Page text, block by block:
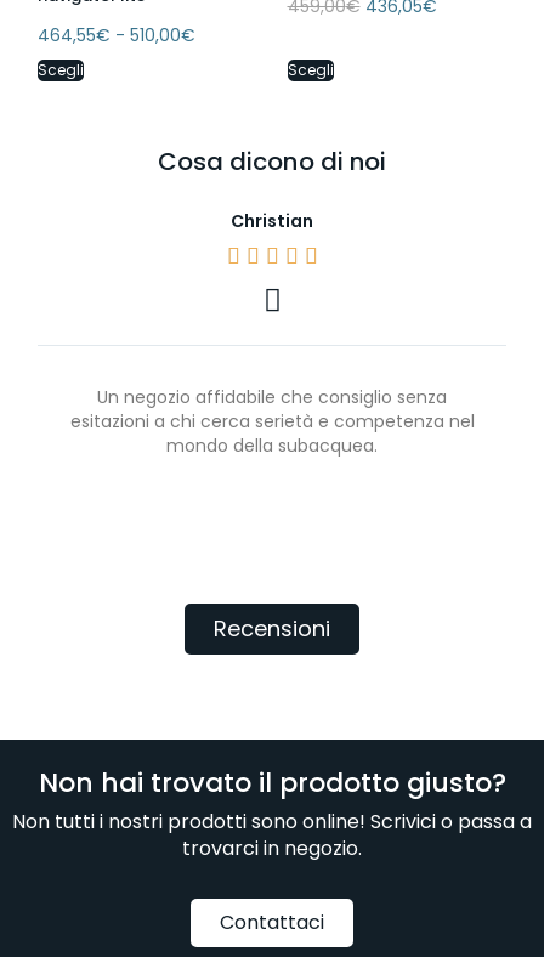
464,55€ - 510,00€
Scegli
459,00€ 436,05€
Scegli
Cosa dicono di noi
Christian
    
Un negozio affidabile che consiglio senza
esitazioni a chi cerca serietà e competenza nel
mondo della subacquea.
Recensioni
Non hai trovato il prodotto giusto?
Non tutti i nostri prodotti sono online! Scrivici o passa a
trovarci in negozio.
Contattaci